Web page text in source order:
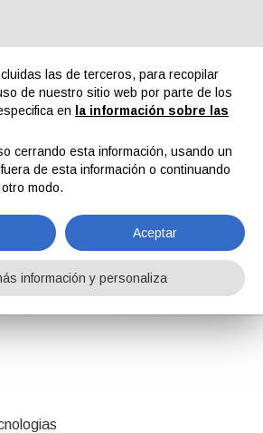
Contactos Área reservada
Colors
Colors
las de terceros, para recopilar
de nuestro sitio web por parte de los
en
la información sobre las
cerrando esta información, usando un
de esta información o continuando
modo.
Aceptar
información y personaliza